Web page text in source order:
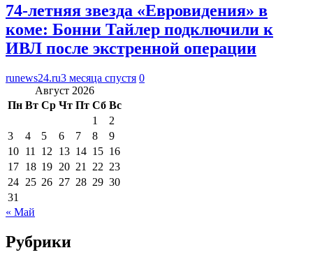
74-летняя звезда «Евровидения» в
коме: Бонни Тайлер подключили к
ИВЛ после экстренной операции
runews24.ru3 месяца спустя 0
Август 2026
Пн Вт Ср Чт Пт Сб Вс
1
2
3
4 5 6 7 8
9
10 11 12 13 14 15 16
17 18 19 20 21 22 23
24 25 26 27 28 29 30
31
« Май
Рубрики